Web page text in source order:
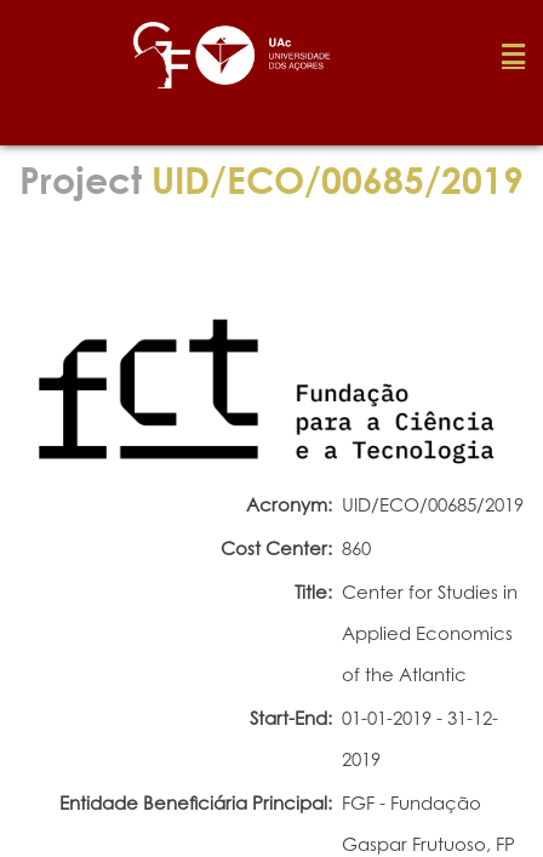
Foundation
Project UID/ECO/00685/2019
Acronym: UID/ECO/00685/2019
Cost Center: 860
Title: Center for Studies in
Applied Economics
of the Atlantic
Start-End: 01-01-2019 - 31-12-
2019
Entidade Beneficiária Principal: FGF - Fundação
Gaspar Frutuoso, FP